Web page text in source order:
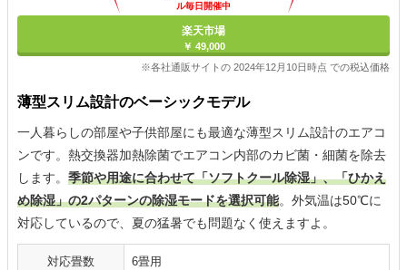
ル毎日開催中
楽天市場
￥ 49,000
※各社通販サイトの 2024年12月10日時点 での税込価格
薄型スリム設計のベーシックモデル
一人暮らしの部屋や子供部屋にも最適な薄型スリム設計のエアコ
ンです。熱交換器加熱除菌でエアコン内部のカビ菌・細菌を除去
します。 季節や用途に合わせて「ソフトクール除湿」、「ひかえ
め除湿」の2パターンの除湿モードを選択可能。外気温は50℃に
対応しているので、夏の猛暑でも問題なく使えますよ。
対応畳数 6畳用